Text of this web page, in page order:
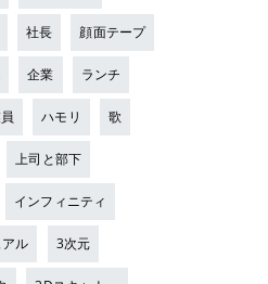
社長 顔面テープ
企業 ランチ
ハモリ 歌
上司と部下
インフィニティ
ル 3次元